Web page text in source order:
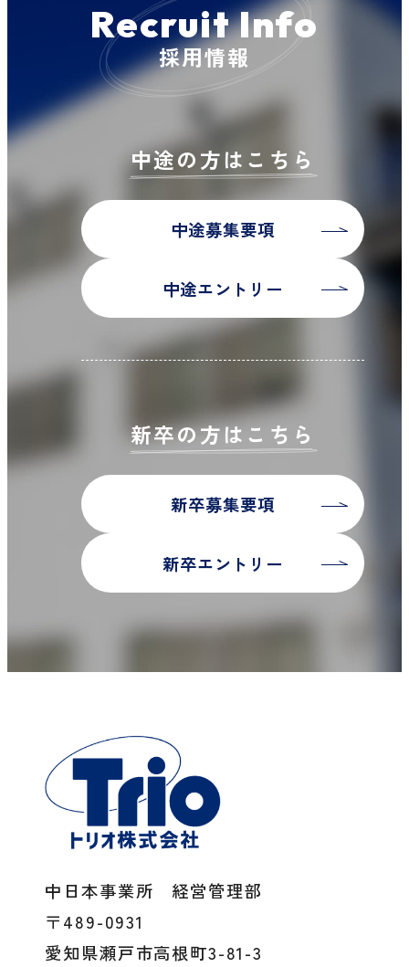
Recruit Info
採用情報
中途の方はこちら
中途募集要項
中途エントリー
新卒の方はこちら
新卒募集要項
新卒エントリー
中日本事業所 経営管理部
〒489-0931
愛知県瀬戸市高根町3-81-3